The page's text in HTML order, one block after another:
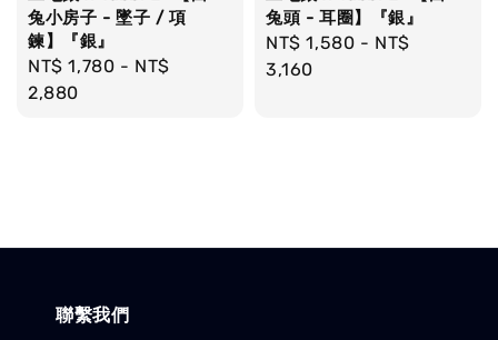
兔小房子 - 墜子 / 項
鍊】『銀』
Regular
price
NT$ 1,780 - NT$
2,880
兔頭 - 耳圈】『銀』
Regular
price
NT$ 1,580 - NT$
3,160
聯繫我們